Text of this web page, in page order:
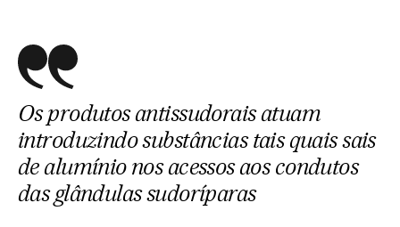
Os produtos antissudorais atuam
introduzindo substâncias tais quais sais
de alumínio nos acessos aos condutos
das glândulas sudoríparas